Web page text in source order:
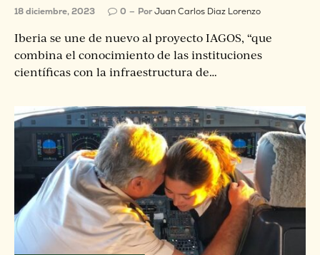
18 diciembre, 2023 0 PorJuan Carlos Diaz Lorenzo
Iberia se une de nuevo al proyecto IAGOS, “que
combina el conocimiento de las instituciones
científicas con la infraestructura de…